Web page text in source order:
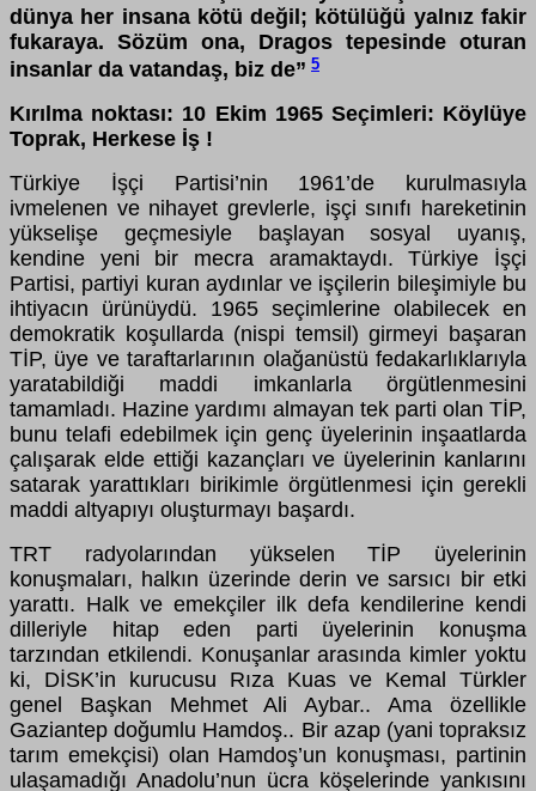
dünya her insana kötü değil; kötülüğü yalnız fakir
fukaraya. Sözüm ona, Dragos tepesinde oturan
insanlar da vatandaş, biz de” 5
Kırılma noktası: 10 Ekim 1965 Seçimleri: Köylüye
Toprak, Herkese İş !
Türkiye İşçi Partisi’nin 1961’de kurulmasıyla
ivmelenen ve nihayet grevlerle, işçi sınıfı hareketinin
yükselişe geçmesiyle başlayan sosyal uyanış,
kendine yeni bir mecra aramaktaydı. Türkiye İşçi
Partisi, partiyi kuran aydınlar ve işçilerin bileşimiyle bu
ihtiyacın ürünüydü. 1965 seçimlerine olabilecek en
demokratik koşullarda (nispi temsil) girmeyi başaran
TİP, üye ve taraftarlarının olağanüstü fedakarlıklarıyla
yaratabildiği maddi imkanlarla örgütlenmesini
tamamladı. Hazine yardımı almayan tek parti olan TİP,
bunu telafi edebilmek için genç üyelerinin inşaatlarda
çalışarak elde ettiği kazançları ve üyelerinin kanlarını
satarak yarattıkları birikimle örgütlenmesi için gerekli
maddi altyapıyı oluşturmayı başardı.
TRT radyolarından yükselen TİP üyelerinin
konuşmaları, halkın üzerinde derin ve sarsıcı bir etki
yarattı. Halk ve emekçiler ilk defa kendilerine kendi
dilleriyle hitap eden parti üyelerinin konuşma
tarzından etkilendi. Konuşanlar arasında kimler yoktu
ki, DİSK’in kurucusu Rıza Kuas ve Kemal Türkler
genel Başkan Mehmet Ali Aybar.. Ama özellikle
Gaziantep doğumlu Hamdoş.. Bir azap (yani topraksız
tarım emekçisi) olan Hamdoş’un konuşması, partinin
ulaşamadığı Anadolu’nun ücra köşelerinde yankısını